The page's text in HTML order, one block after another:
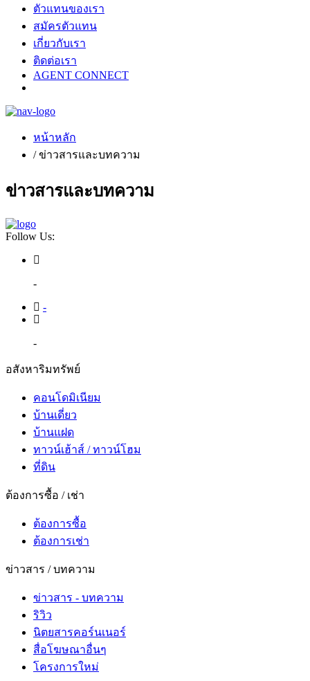
ตัวแทนของเรา
สมัครตัวแทน
เกี่ยวกับเรา
ติดต่อเรา
AGENT CONNECT
หน้าหลัก
/ ข่าวสารและบทความ
ข่าวสารและบทความ
Follow Us:
-
-
-
อสังหาริมทรัพย์
คอนโดมิเนียม
บ้านเดี่ยว
บ้านแฝด
ทาวน์เฮ้าส์ / ทาวน์โฮม
ที่ดิน
ต้องการซื้อ / เช่า
ต้องการซื้อ
ต้องการเช่า
ข่าวสาร / บทความ
ข่าวสาร - บทความ
ริวิว
นิตยสารคอร์นเนอร์
สื่อโฆษณาอื่นๆ
โครงการใหม่